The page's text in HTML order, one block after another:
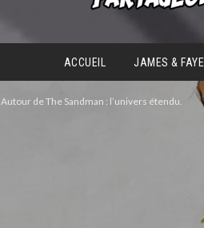
ACCUEIL JAMES & FAYE
Autour de The Sandman : l’univers étendu.